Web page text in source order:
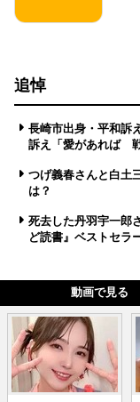
追悼
長崎市出身・平和訴
訴え「愛があれば
つげ義春さんと白土
は？
死去した丹羽宇一郎
ど読書』ベストセラ
動画で見る